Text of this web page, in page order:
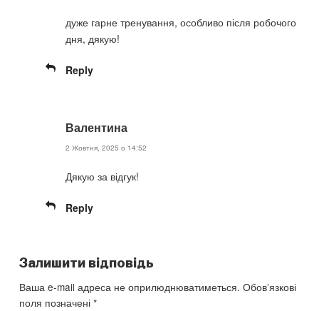
дуже гарне тренування, особливо після робочого
дня, дякую!
Reply
Валентина
2 Жовтня, 2025 о 14:52
Дякую за відгук!
Reply
Залишити відповідь
Ваша e-mail адреса не оприлюднюватиметься. Обов’язкові
поля позначені*